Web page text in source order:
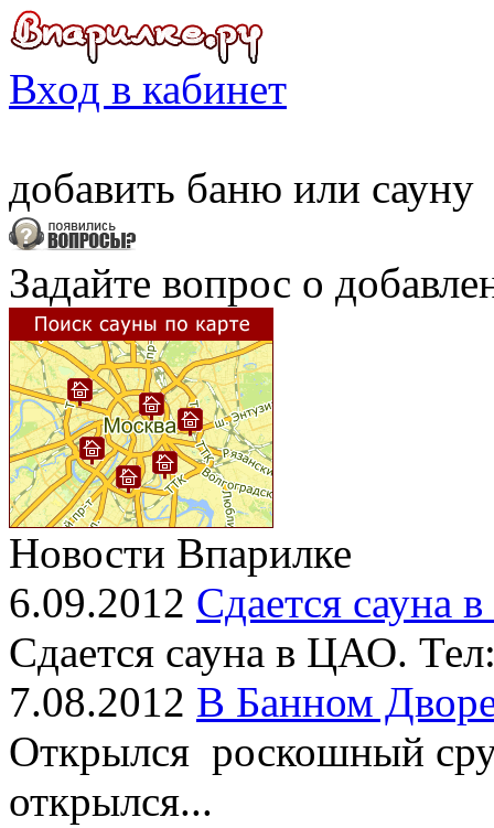
Вход в кабинет
добавить баню или сауну
Задайте вопрос о
Новости Впарилке
6.09.2012 Сдается сауна
Сдается сауна в ЦАО.
7.08.2012 В Банном
Открылся роскошный
открылся...